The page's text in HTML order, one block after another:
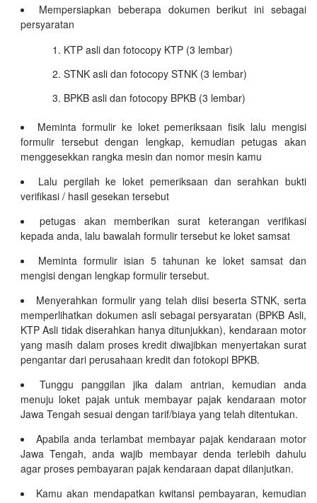
Mempersiapkan beberapa dokumen berikut ini sebagai
persyaratan
KTP asli dan fotocopy KTP (3 lembar)
STNK asli dan fotocopy STNK (3 lembar)
BPKB asli dan fotocopy BPKB (3 lembar)
Meminta formulir ke loket pemeriksaan fisik lalu mengisi
formulir tersebut dengan lengkap, kemudian petugas akan
menggesekkan rangka mesin dan nomor mesin kamu
Lalu pergilah ke loket pemeriksaan dan serahkan bukti
verifikasi / hasil gesekan tersebut
petugas akan memberikan surat keterangan verifikasi
kepada anda, lalu bawalah formulir tersebut ke loket samsat
Meminta formulir isian 5 tahunan ke loket samsat dan
mengisi dengan lengkap formulir tersebut.
Menyerahkan formulir yang telah diisi beserta STNK, serta
memperlihatkan dokumen asli sebagai persyaratan (BPKB Asli,
KTP Asli tidak diserahkan hanya ditunjukkan), kendaraan motor
yang masih dalam proses kredit diwajibkan menyertakan surat
pengantar dari perusahaan kredit dan fotokopi BPKB.
Tunggu panggilan jika dalam antrian, kemudian anda
menuju loket pajak untuk membayar pajak kendaraan motor
Jawa Tengah sesuai dengan tarif/biaya yang telah ditentukan.
Apabila anda terlambat membayar pajak kendaraan motor
Jawa Tengah, anda wajib membayar denda terlebih dahulu
agar proses pembayaran pajak kendaraan dapat dilanjutkan.
Kamu akan mendapatkan kwitansi pembayaran, kemudian